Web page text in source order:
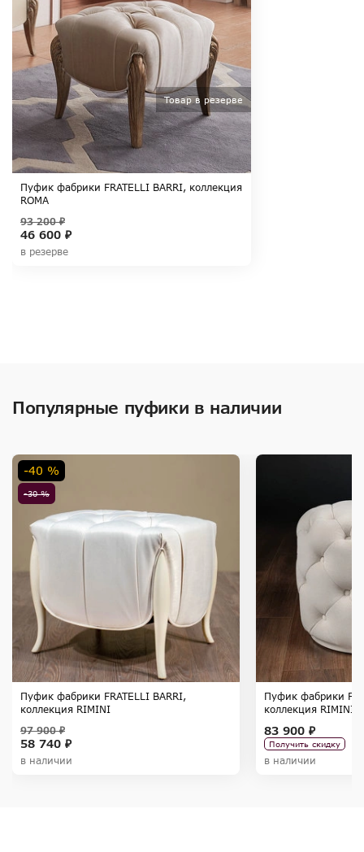
Товар в резерве
Пуфик фабрики FRATELLI BARRI, коллекция
ROMA
46 600 ₽
93 200 ₽
в резерве
Популярные пуфики в наличии
-30 %
-40 %
Пуфик фабрики FRATELLI BARRI,
коллекция RIMINI
58 740 ₽
97 900 ₽
в наличии
Пуфик фабрики
коллекция RIMINI
83 900 ₽
Получить скидку
в наличии